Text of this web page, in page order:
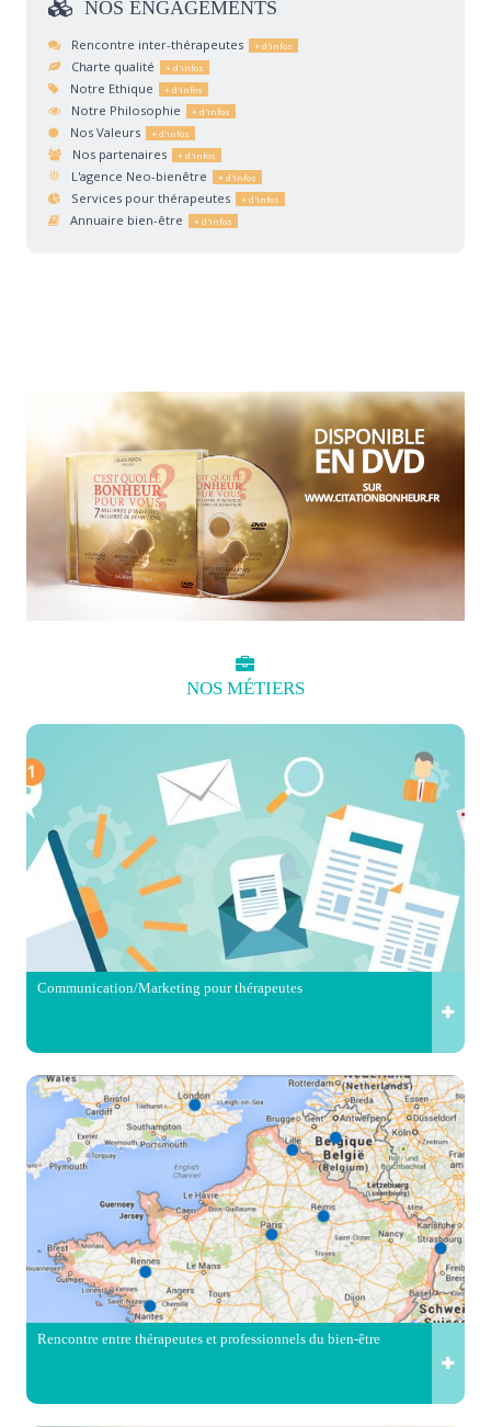
NOS ENGAGEMENTS
Rencontre inter-thérapeutes
Charte qualité
Notre Ethique
Notre Philosophie
Nos Valeurs
Nos partenaires
L'agence Neo-bienêtre
Services pour thérapeutes
Annuaire bien-être
NOS MÉTIERS
Communication/Marketing pour thérapeutes
Rencontre entre thérapeutes et professionnels du bien-être